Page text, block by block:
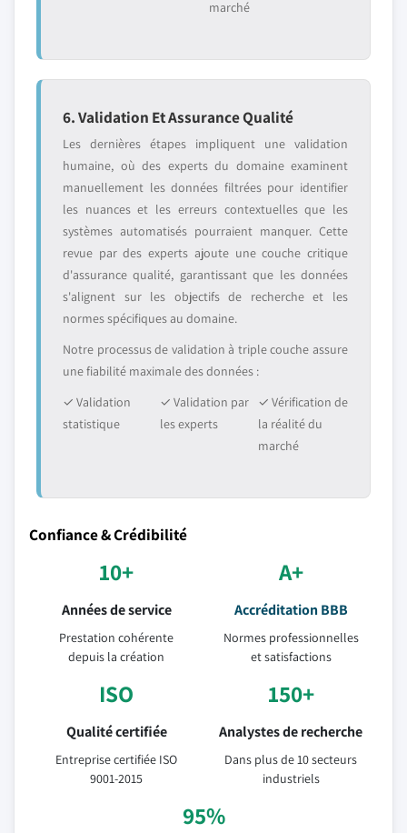
marché
6. Validation Et Assurance Qualité
Les dernières étapes impliquent une validation
humaine, où des experts du domaine examinent
manuellement les données filtrées pour identifier
les nuances et les erreurs contextuelles que les
systèmes automatisés pourraient manquer. Cette
revue par des experts ajoute une couche critique
d'assurance qualité, garantissant que les données
s'alignent sur les objectifs de recherche et les
normes spécifiques au domaine.
Notre processus de validation à triple couche assure
une fiabilité maximale des données :
✓ Validation
statistique
✓ Validation par
les experts
✓ Vérification de
la réalité du
marché
Confiance & Crédibilité
10+
Années de service
Prestation cohérente
depuis la création
A+
Accréditation BBB
Normes professionnelles
et satisfactions
ISO
Qualité certifiée
Entreprise certifiée ISO
9001-2015
150+
Analystes de recherche
Dans plus de 10 secteurs
industriels
95%